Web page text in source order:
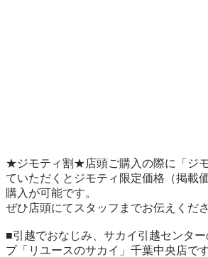
★ジモティ割★店頭ご購入の際に「ジ
ていただくとジモティ限定価格（掲載
購入が可能です。
ぜひ店頭にてスタッフまでお伝えくだ
■引越でおなじみ、サカイ引越センタ
プ「リユースのサカイ」千葉中央店です